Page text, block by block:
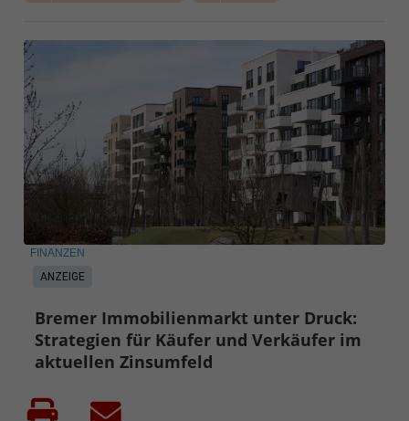
ANZEIGE
FINANZEN
Bremer Immobilienmarkt unter Druck:
Strategien für Käufer und Verkäufer im
aktuellen Zinsumfeld